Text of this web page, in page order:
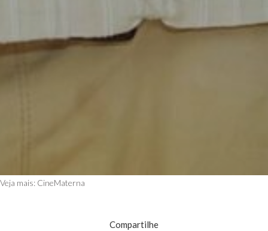
Veja mais: CineMaterna
Compartilhe